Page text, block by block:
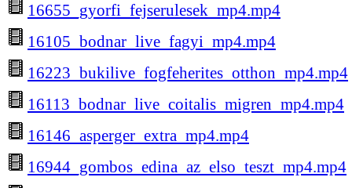
16655_gyorfi_fejserulesek_mp4.mp4
16105_bodnar_live_fagyi_mp4.mp4
16223_bukilive_fogfeherites_otthon_mp4.mp4
16113_bodnar_live_coitalis_migren_mp4.mp4
16146_asperger_extra_mp4.mp4
16944_gombos_edina_az_elso_teszt_mp4.mp4